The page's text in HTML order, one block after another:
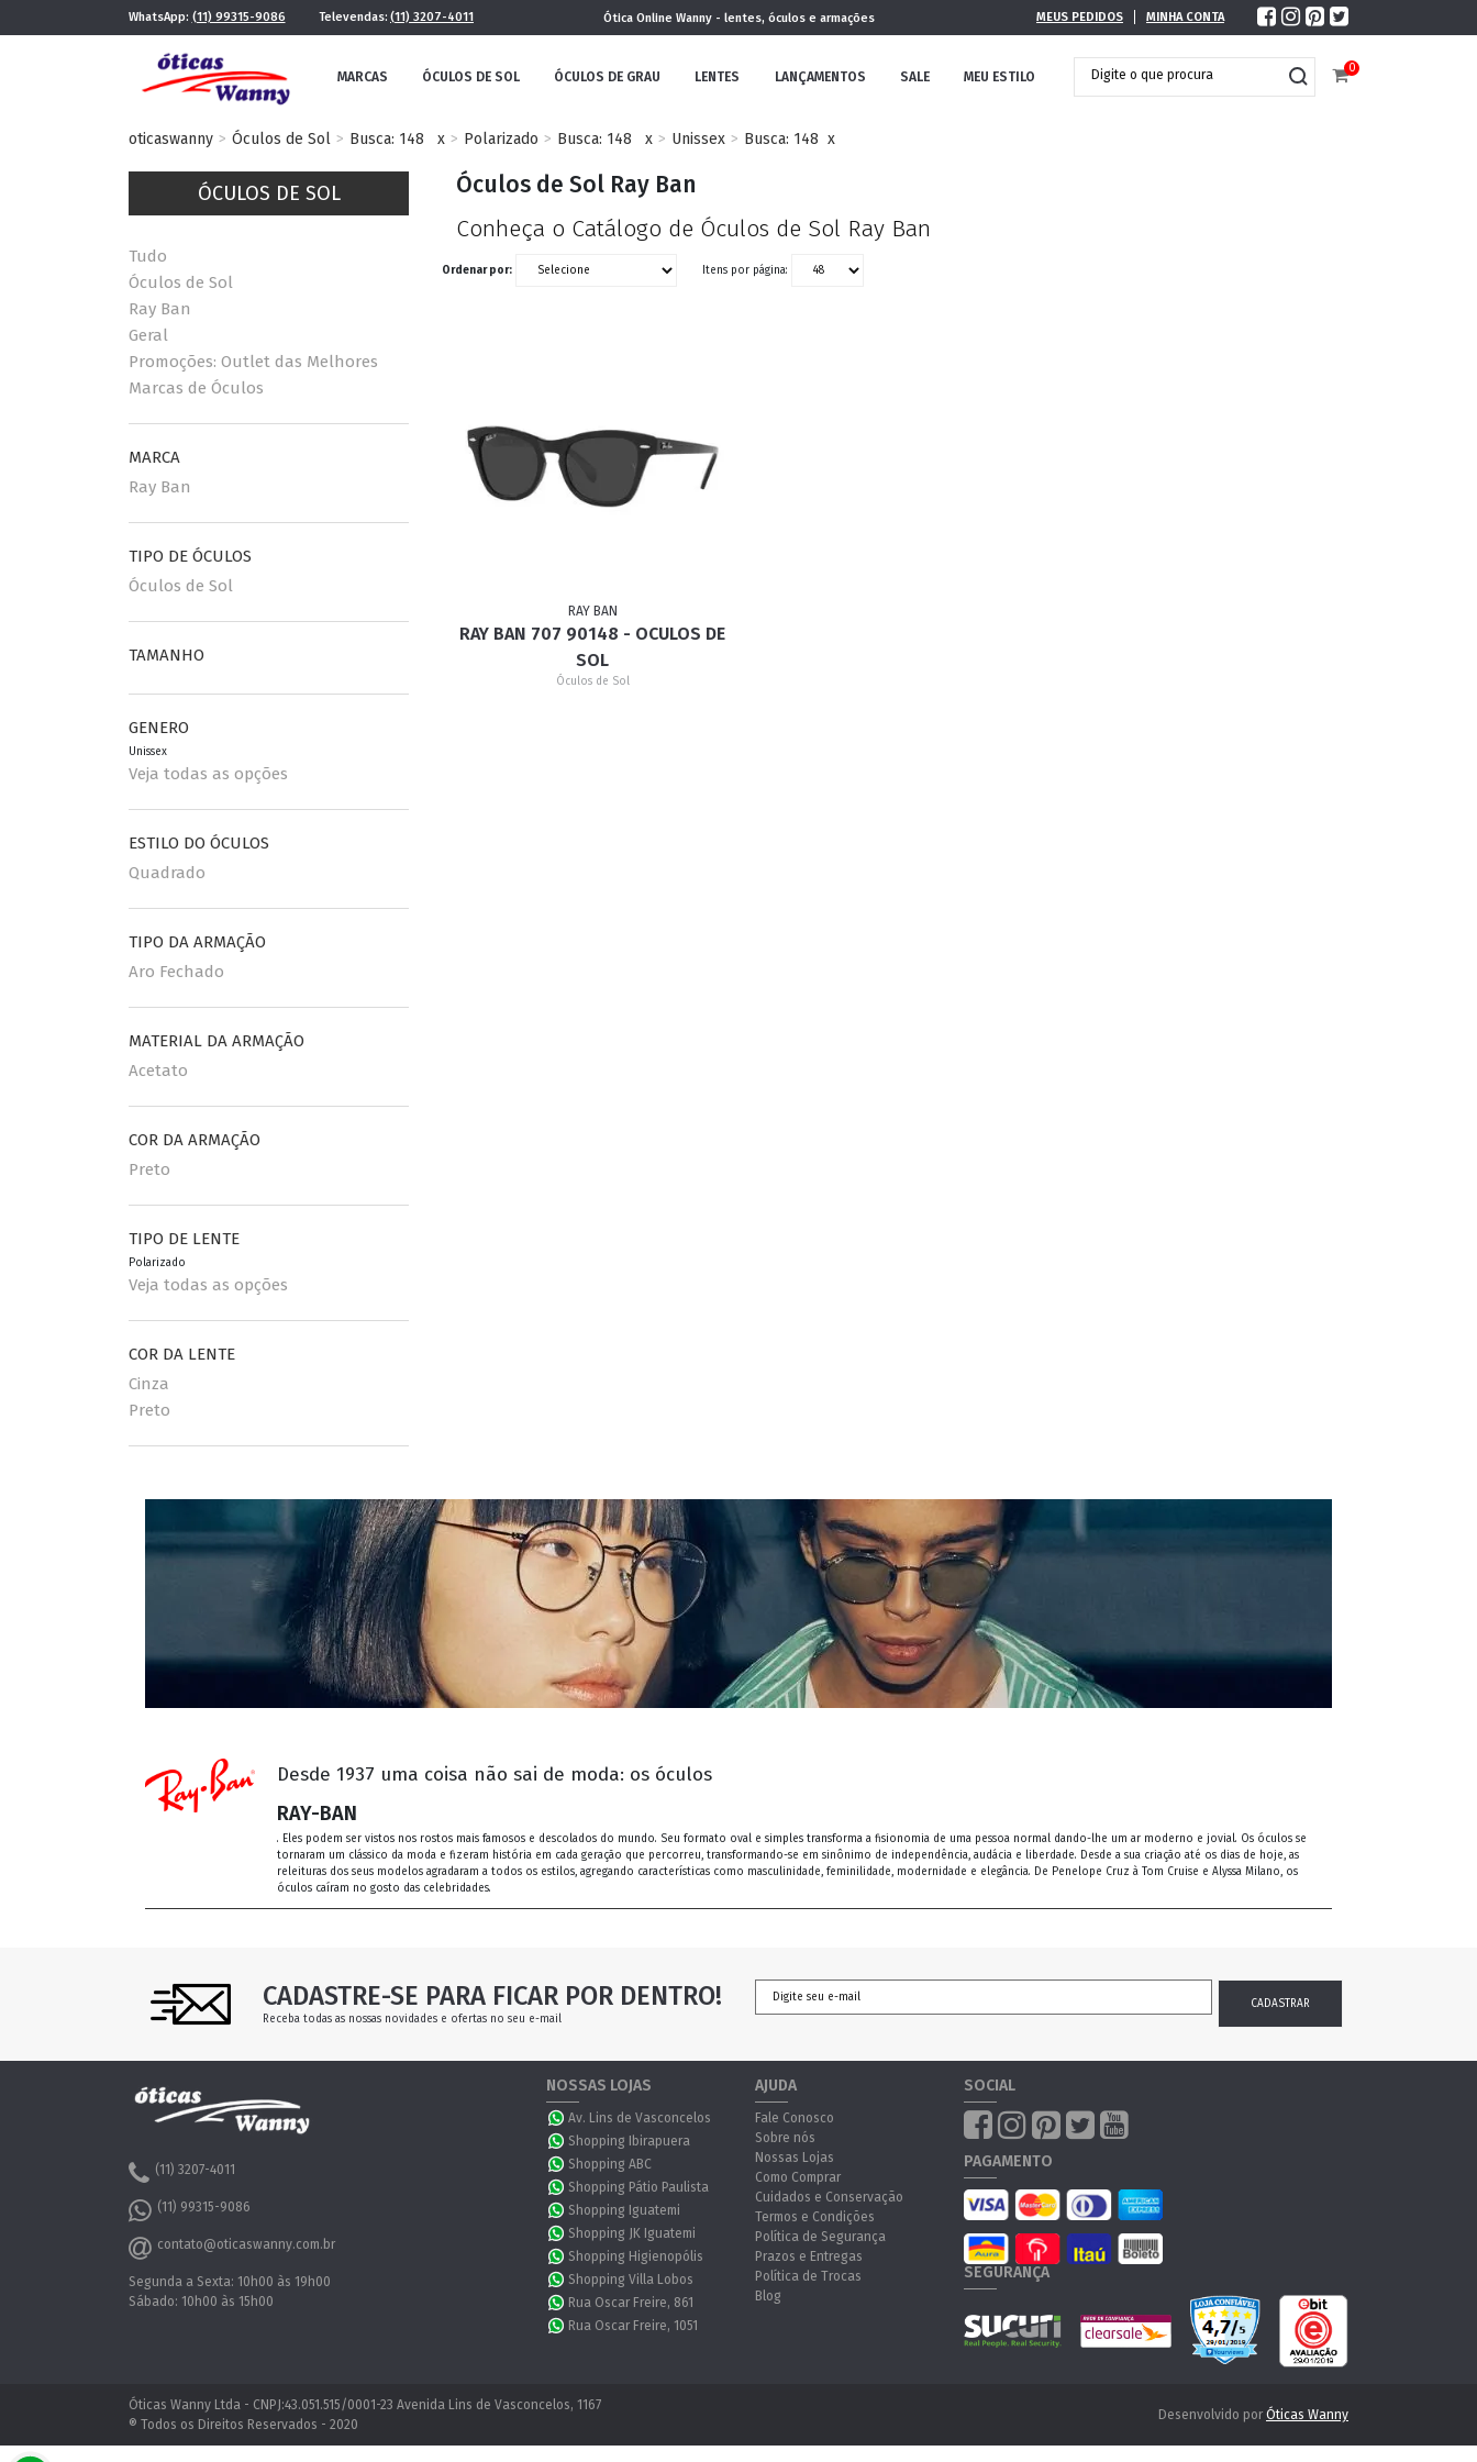
WhatsApp: (11) 99315-9086 Televendas: (11) 3207-4011 Ótica Online Wanny - lentes, óculos e armações MEUS PEDIDOS MINHA CONTA
MARCAS ÓCULOS DE SOL ÓCULOS DE GRAU LENTES LANÇAMENTOS SALE MEU ESTILO
0
NOVA
COLEÇÃO
POR ESTILO
QUADRADO REDONDOS AVIADOR
ESPORTIVO
GRIFES
oticaswanny Óculos de Sol Busca: 148 x Polarizado Busca: 148 x Unissex Busca: 148 x
ÓCULOS DE SOL
Tudo
Óculos de Sol
Ray Ban
Geral
Promoções: Outlet das Melhores
Marcas de Óculos
MARCA
Ray Ban
TIPO DE ÓCULOS
Óculos de Sol
TAMANHO
GENERO
Unissex
Veja todas as opções
ESTILO DO ÓCULOS
Quadrado
TIPO DA ARMAÇÃO
Aro Fechado
MATERIAL DA ARMAÇÃO
Acetato
COR DA ARMAÇÃO
Preto
TIPO DE LENTE
Polarizado
Veja todas as opções
COR DA LENTE
Cinza
Preto
Óculos de Sol Ray Ban
Conheça o Catálogo de Óculos de Sol Ray Ban
Ordenar por: Itens por página:
RAY BAN
RAY BAN 707 90148 - OCULOS DE
SOL
Óculos de Sol
Desde 1937 uma coisa não sai de moda: os óculos
RAY-BAN
. Eles podem ser vistos nos rostos mais famosos e descolados do mundo. Seu formato oval e simples transforma a fisionomia de uma pessoa normal dando-lhe um ar moderno e jovial. Os óculos se
tornaram um clássico da moda e fizeram história em cada geração que percorreu, transformando-se em sinônimo de independência, audácia e liberdade. Desde a sua criação até os dias de hoje, as
releituras dos seus modelos agradaram a todos os estilos, agregando características como masculinidade, feminilidade, modernidade e elegância. De Penelope Cruz à Tom Cruise e Alyssa Milano, os
óculos caíram no gosto das celebridades.
CADASTRE-SE PARA FICAR POR DENTRO!
Receba todas as nossas novidades e ofertas no seu e-mail
(11) 3207-4011
(11) 99315-9086
contato@oticaswanny.com.br
Segunda a Sexta: 10h00 às 19h00
Sábado: 10h00 às 15h00
NOSSAS LOJAS
Av. Lins de Vasconcelos
Shopping Ibirapuera
Shopping ABC
Shopping Pátio Paulista
Shopping Iguatemi
Shopping JK Iguatemi
Shopping Higienopólis
Shopping Villa Lobos
Rua Oscar Freire, 861
Rua Oscar Freire, 1051
AJUDA
Fale Conosco
Sobre nós
Nossas Lojas
Como Comprar
Cuidados e Conservação
Termos e Condições
Política de Segurança
Prazos e Entregas
Política de Trocas
Blog
SOCIAL
PAGAMENTO
SEGURANÇA
Óticas Wanny Ltda - CNPJ:43.051.515/0001-23 Avenida Lins de Vasconcelos, 1167
® Todos os Direitos Reservados - 2020
Desenvolvido por Óticas Wanny